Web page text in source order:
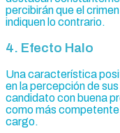
percibirán que el
indiquen lo contrario.
4. Efecto Halo
Una característica
en la percepción de
candidato con buena
como más
cargo.